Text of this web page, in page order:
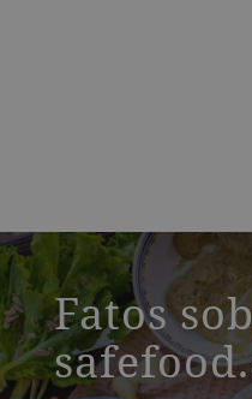
a decorative background
Fatos